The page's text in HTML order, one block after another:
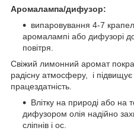
Аромалампа/дифузор:
випаровування 4-7
аромалампі або дифузорі
повітря.
Свіжий лимонний аромат
радісну атмосферу, і
працездатність.
Влітку на природі або на
дифузором олія надійно
сліпнів і ос.